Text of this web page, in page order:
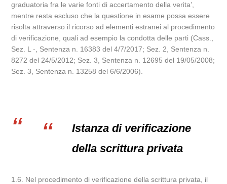
graduatoria fra le varie fonti di accertamento della verita’,
mentre resta escluso che la questione in esame possa essere
risolta attraverso il ricorso ad elementi estranei al procedimento
di verificazione, quali ad esempio la condotta delle parti (Cass.,
Sez. L -, Sentenza n. 16383 del 4/7/2017; Sez. 2, Sentenza n.
8272 del 24/5/2012; Sez. 3, Sentenza n. 12695 del 19/05/2008;
Sez. 3, Sentenza n. 13258 del 6/6/2006).
Istanza di verificazione
della scrittura privata
1.6. Nel procedimento di verificazione della scrittura privata, il